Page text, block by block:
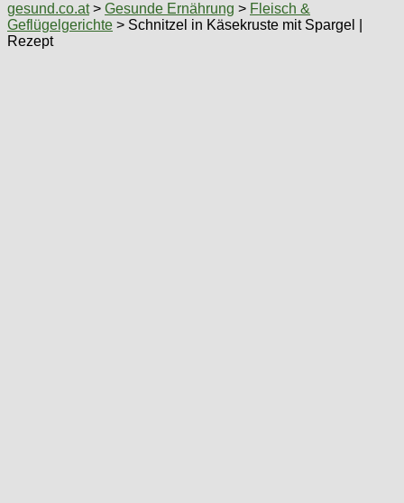
gesund.co.at> Gesunde Ernährung > Fleisch &
Geflügelgerichte > Schnitzel in Käsekruste mit Spargel |
Rezept